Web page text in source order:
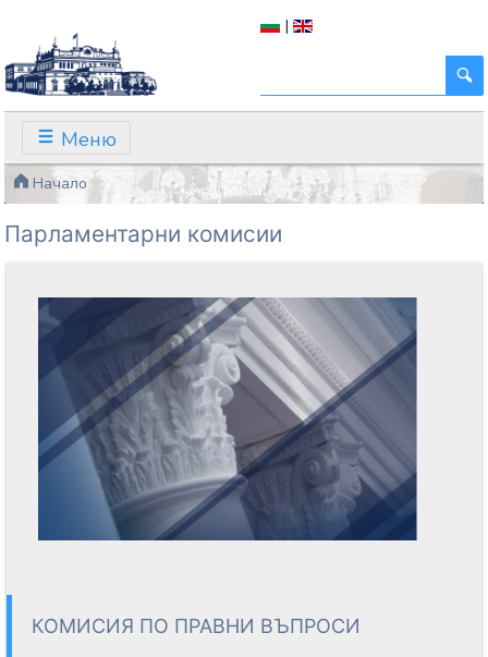
|
Меню
Начало
Парламентарни комисии
КОМИСИЯ ПО ПРАВНИ ВЪПРОСИ